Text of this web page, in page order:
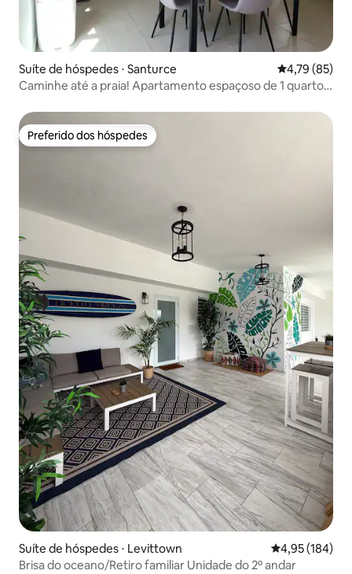
Suíte de hóspedes ⋅ Santurce 4,79 de uma
4,79 (85)
Caminhe até a praia! Apartamento espaçoso de 1 quarto
Preferido dos hóspedes
Preferido dos hóspedes
Suíte de hóspedes ⋅ Levittown 4,95 de uma
4,95 (184)
Brisa do oceano/Retiro familiar Unidade do 2º andar